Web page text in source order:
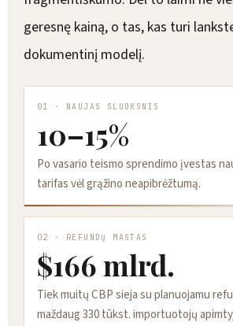
geresnę kainą, o tas, kas turi
dokumentinį modelį.
01 · NAUJAS SLUOKSNIS
10–15%
Po vasario teismo sprendimo įvestas
tarifas vėl grąžino neapibrėžtumą.
02 · REFUNDŲ MASTAS
$166 mlrd.
Tiek muitų CBP sieja su planuojamu
maždaug 330 tūkst. importuotojų